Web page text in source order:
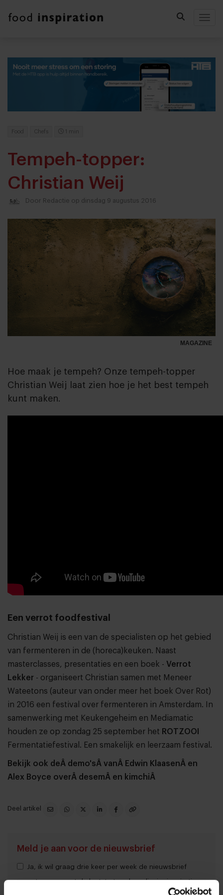
Food Chefs 1 min
Tempeh-topper:
Christian Weij
Door Redactie op dinsdag 9 augustus 2016
MAGAZINE
Hoe maak je tempeh? Onze tempeh-topper
Christian Weij laat zien hoe je het best tempeh
kunt maken.
Een verrot foodfestival
Christian Weij is een van de specialisten op het gebied
van fermenteren in de (horeca)keuken. Naast
masterclasses, presentaties en een boek - Verrot
Lekker - organiseert Christian samen met Meneer
Wateetons (auteur van onder meer het boek Over Rot)
in 2016 een festival over fermenteren in Amsterdam. In
samenwerking met Keukengeheim en Mediamatic
houden ze op zondag 25 september het ROTZOOI
Fermentatiefestival. Een smakelijk en leerzaam festival.
Bekijk ook deÂ demo'sÂ vanÂ Edwin KlaasenÂ en
Alex Boyce overÂ desemÂ en kimchiÂ
Deel artikel
Meld je aan voor de nieuwsbrief
Ja, ik wil graag drie keer per week de nieuwsbrief
ontvangen met de laatste trends, culinaire inspiratie en